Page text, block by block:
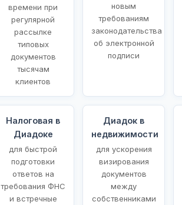
времени при
регулярной
рассылке
типовых
документов
тысячам
клиентов
новым
требованиям
законодательства
об электронной
подписи
Налоговая в
Диадоке
для быстрой
подготовки
ответов на
требования ФНС
и встречные
Диадок в
недвижимости
для ускорения
визирования
документов
между
собственниками